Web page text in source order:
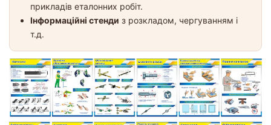
прикладів еталонних робіт.
Інформаційні стенди з розкладом, чергуванням і
т.д.